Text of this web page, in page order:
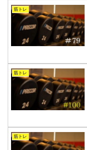
筋トレ
筋トレ
筋トレ